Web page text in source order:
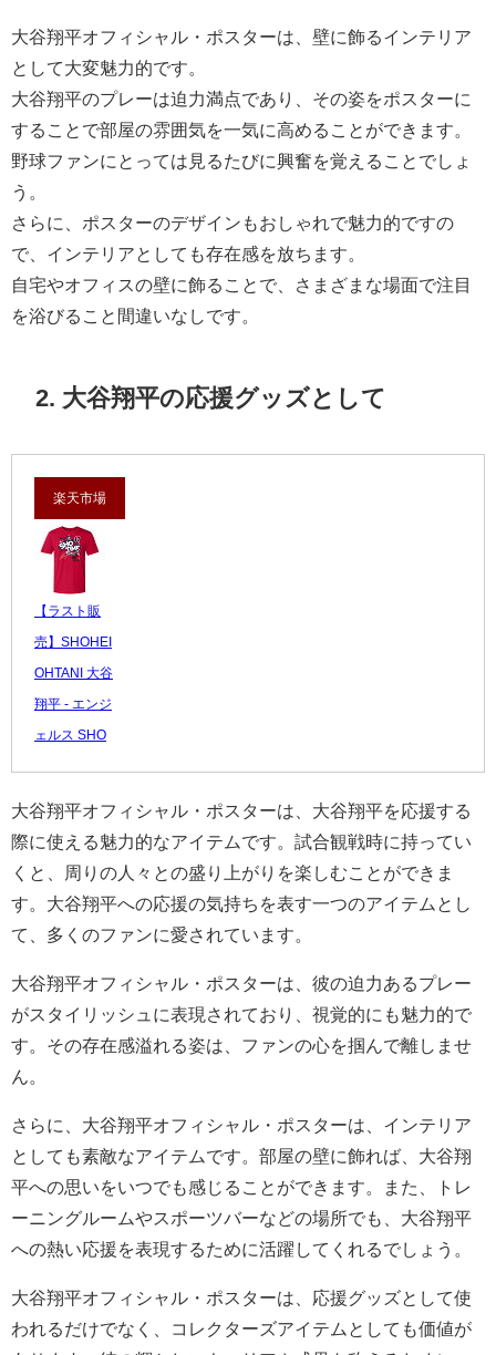
大谷翔平オフィシャル・ポスターは、壁に飾るインテリア
として大変魅力的です。
大谷翔平のプレーは迫力満点であり、その姿をポスターに
することで部屋の雰囲気を一気に高めることができます。
野球ファンにとっては見るたびに興奮を覚えることでしょ
う。
さらに、ポスターのデザインもおしゃれで魅力的ですの
で、インテリアとしても存在感を放ちます。
自宅やオフィスの壁に飾ることで、さまざまな場面で注目
を浴びること間違いなしです。
2. 大谷翔平の応援グッズとして
楽天市場
【ラスト販
売】SHOHEI
OHTANI 大谷
翔平 - エンジ
ェルス SHO
大谷翔平オフィシャル・ポスターは、大谷翔平を応援する
際に使える魅力的なアイテムです。試合観戦時に持ってい
くと、周りの人々との盛り上がりを楽しむことができま
す。大谷翔平への応援の気持ちを表す一つのアイテムとし
て、多くのファンに愛されています。
大谷翔平オフィシャル・ポスターは、彼の迫力あるプレー
がスタイリッシュに表現されており、視覚的にも魅力的で
す。その存在感溢れる姿は、ファンの心を掴んで離しませ
ん。
さらに、大谷翔平オフィシャル・ポスターは、インテリア
としても素敵なアイテムです。部屋の壁に飾れば、大谷翔
平への思いをいつでも感じることができます。また、トレ
ーニングルームやスポーツバーなどの場所でも、大谷翔平
への熱い応援を表現するために活躍してくれるでしょう。
大谷翔平オフィシャル・ポスターは、応援グッズとして使
われるだけでなく、コレクターズアイテムとしても価値が